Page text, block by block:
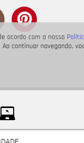
acordo com a nossa
continuar navegando,